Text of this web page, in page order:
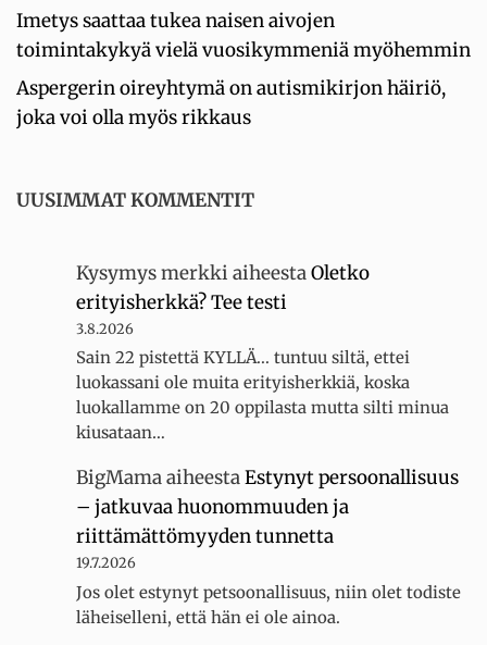
Imetys saattaa tukea naisen aivojen
toimintakykyä vielä vuosikymmeniä myöhemmin
Aspergerin oireyhtymä on autismikirjon häiriö,
joka voi olla myös rikkaus
UUSIMMAT KOMMENTIT
Kysymys merkki aiheestaOletko
erityisherkkä? Tee testi
3.8.2026
Sain 22 pistettä KYLLÄ... tuntuu siltä, ettei
luokassani ole muita erityisherkkiä, koska
luokallamme on 20 oppilasta mutta silti minua
kiusataan…
BigMamaaiheestaEstynyt persoonallisuus
– jatkuvaa huonommuuden ja
riittämättömyyden tunnetta
19.7.2026
Jos olet estynyt petsoonallisuus, niin olet todiste
läheiselleni, että hän ei ole ainoa.